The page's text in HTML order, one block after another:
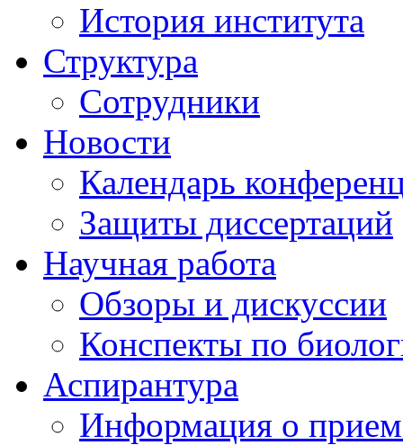
История института
Структура
Сотрудники
Новости
Календарь
Защиты диссертаций
Научная работа
Обзоры и дискуссии
Конспекты по
Аспирантура
Информация о